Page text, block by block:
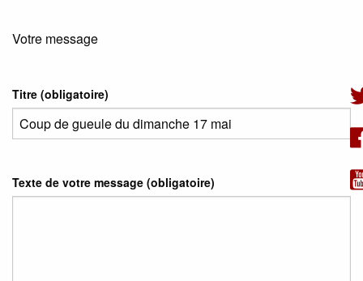
Votre message
Titre (obligatoire)
Texte de votre message (obligatoire)